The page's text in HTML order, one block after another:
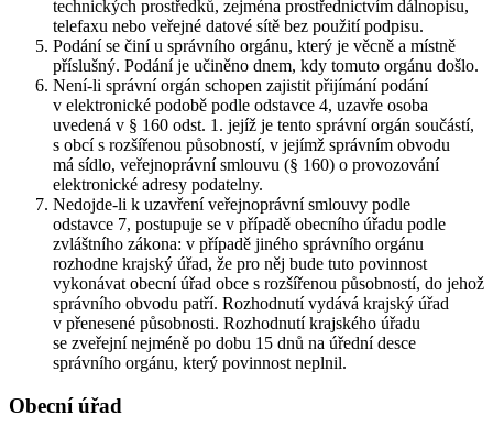
technických prostředků, zejména prostřednictvím dálnopisu,
telefaxu nebo veřejné datové sítě bez použití podpisu.
Podání se činí u správního orgánu, který je věcně a místně
příslušný. Podání je učiněno dnem, kdy tomuto orgánu došlo.
Není-li správní orgán schopen zajistit přijímání podání
v elektronické podobě podle odstavce 4, uzavře osoba
uvedená v § 160 odst. 1. jejíž je tento správní orgán součástí,
s obcí s rozšířenou působností, v jejímž správním obvodu
má sídlo, veřejnoprávní smlouvu (§ 160) o provozování
elektronické adresy podatelny.
Nedojde-li k uzavření veřejnoprávní smlouvy podle
odstavce 7, postupuje se v případě obecního úřadu podle
zvláštního zákona: v případě jiného správního orgánu
rozhodne krajský úřad, že pro něj bude tuto povinnost
vykonávat obecní úřad obce s rozšířenou působností, do jehož
správního obvodu patří. Rozhodnutí vydává krajský úřad
v přenesené působnosti. Rozhodnutí krajského úřadu
se zveřejní nejméně po dobu 15 dnů na úřední desce
správního orgánu, který povinnost neplnil.
Obecní úřad